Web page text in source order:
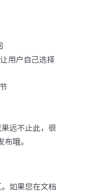
用户自己选择
远不止此，很
哦。
如果您在文档